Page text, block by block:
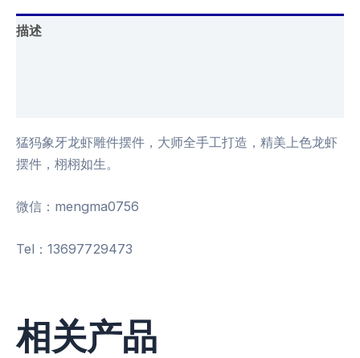
描述
猛犸象牙龙虾雕件摆件，大师全手工打造，精美上色龙虾
摆件，栩栩如生。
微信：mengma0756
Tel：13697729473
相关产品